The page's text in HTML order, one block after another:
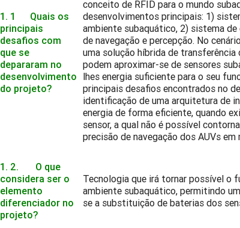
1. 1 Quais os
principais
desafios com
que se
depararam no
desenvolvimento
do projeto?
conceito de RFID para o mundo
desenvolvimentos principais: 1)
ambiente subaquático, 2) sistema
de navegação e percepção. No
uma solução híbrida de
podem aproximar-se de sensores
lhes energia suficiente para o seu
principais desafios encontrados no
identificação de uma arquitetura de
energia de forma eficiente, quando
sensor, a qual não é possível
precisão de navegação dos AUVs
1. 2. O que
considera ser o
elemento
diferenciador no
projeto?
Tecnologia que irá tornar possível o
ambiente subaquático, permitindo
se a substituição de baterias dos